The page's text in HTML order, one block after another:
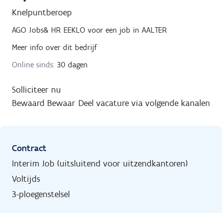
Knelpuntberoep
AGO Jobs& HR EEKLO voor een job in AALTER
Meer info over dit bedrijf
Online sinds: 30 dagen
Solliciteer nu
Bewaard Bewaar Deel vacature via volgende kanalen
Contract
Interim Job (uitsluitend voor uitzendkantoren)
Voltijds
3-ploegenstelsel